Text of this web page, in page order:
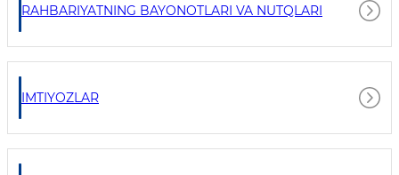
RAHBARIYATNING BAYONOTLARI VA NUTQLARI
IMTIYOZLAR